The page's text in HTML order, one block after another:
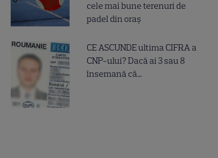
cele mai bune terenuri de
padel din oraș
CE ASCUNDE ultima CIFRA a
CNP-ului? Dacă ai 3 sau 8
însemană că...